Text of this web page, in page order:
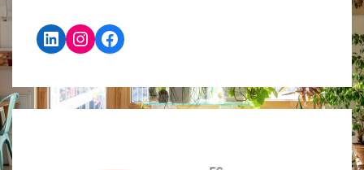
LinkedIn
Instagram
Facebook